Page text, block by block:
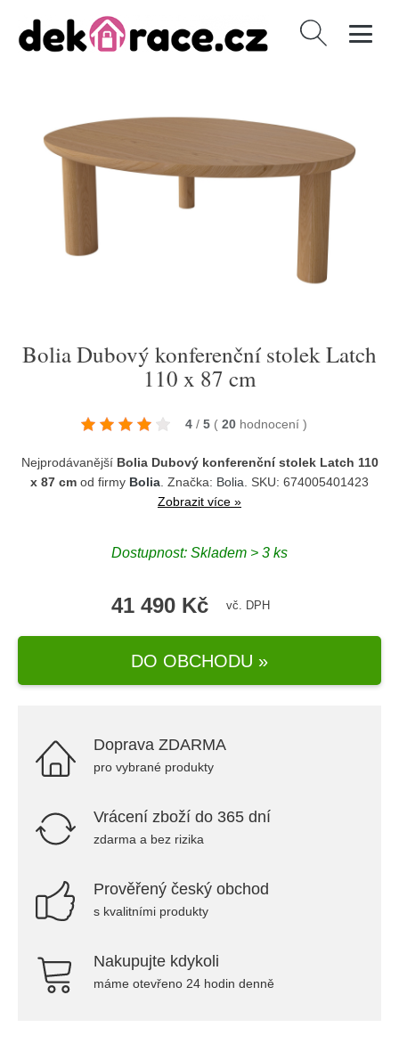
Vyhledávání
Bolia Dubový konferenční stolek Latch
110 x 87 cm
4 / 5 ( 20 hodnocení )
Nejprodávanější Bolia Dubový konferenční stolek Latch 110
x 87 cm od firmy Bolia . Značka: Bolia . SKU: 674005401423
Zobrazit více »
Dostupnost: Skladem > 3 ks
41 490 Kč vč. DPH
DO OBCHODU »
Doprava ZDARMA
pro vybrané produkty
Vrácení zboží do 365 dní
zdarma a bez rizika
Prověřený český obchod
s kvalitními produkty
Nakupujte kdykoli
máme otevřeno 24 hodin denně